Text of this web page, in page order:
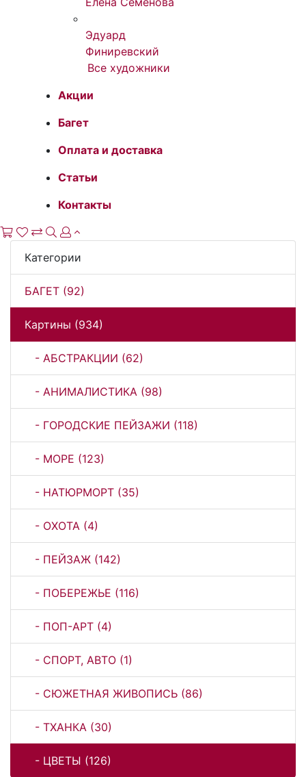
Эдуард
Финиревский
Все художники
Акции
Багет
Оплата и доставка
Статьи
Контакты
Категории
БАГЕТ (92)
Картины (934)
- АБСТРАКЦИИ (62)
- АНИМАЛИСТИКА (98)
- ГОРОДСКИЕ ПЕЙЗАЖИ (118)
- МОРЕ (123)
- НАТЮРМОРТ (35)
- ОХОТА (4)
- ПЕЙЗАЖ (142)
- ПОБЕРЕЖЬЕ (116)
- ПОП-АРТ (4)
- СПОРТ, АВТО (1)
- СЮЖЕТНАЯ ЖИВОПИСЬ (86)
- ТХАНКА (30)
- ЦВЕТЫ (126)